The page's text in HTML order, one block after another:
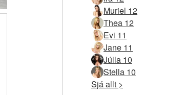
Muriel 12
Thea 12
Evi 11
Jane 11
Júlla 10
Stella 10
Sjá allt >